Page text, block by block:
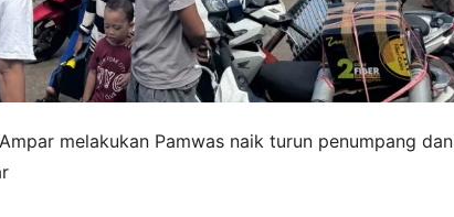
melakukan Pamwas naik turun penumpang dan